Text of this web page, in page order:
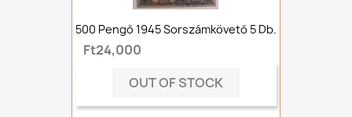
500 Pengő 1945 Sorszámkövető 5 Db.
Ft24,000
OUT OF STOCK